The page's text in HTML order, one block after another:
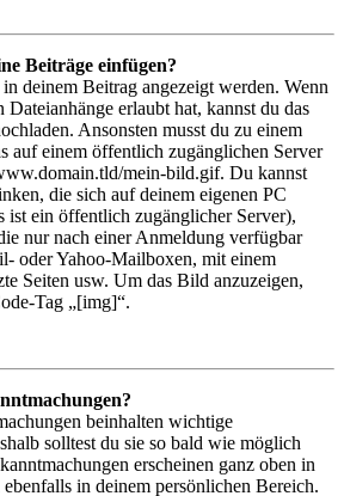
Beiträge einfügen?
deinem Beitrag angezeigt werden. Wenn
erlaubt hat, kannst du das
Ansonsten musst du zu einem
auf einem öffentlich zugänglichen Server
mein-bild.gif. Du kannst
die sich auf deinem eigenen PC
ist ein öffentlich zugänglicher Server),
nur nach einer Anmeldung verfügbar
oder Yahoo-Mailboxen, mit einem
Seiten usw. Um das Bild anzuzeigen,
Tag „[img]“.
beinhalten wichtige
solltest du sie so bald wie möglich
erscheinen ganz oben in
in deinem persönlichen Bereich.